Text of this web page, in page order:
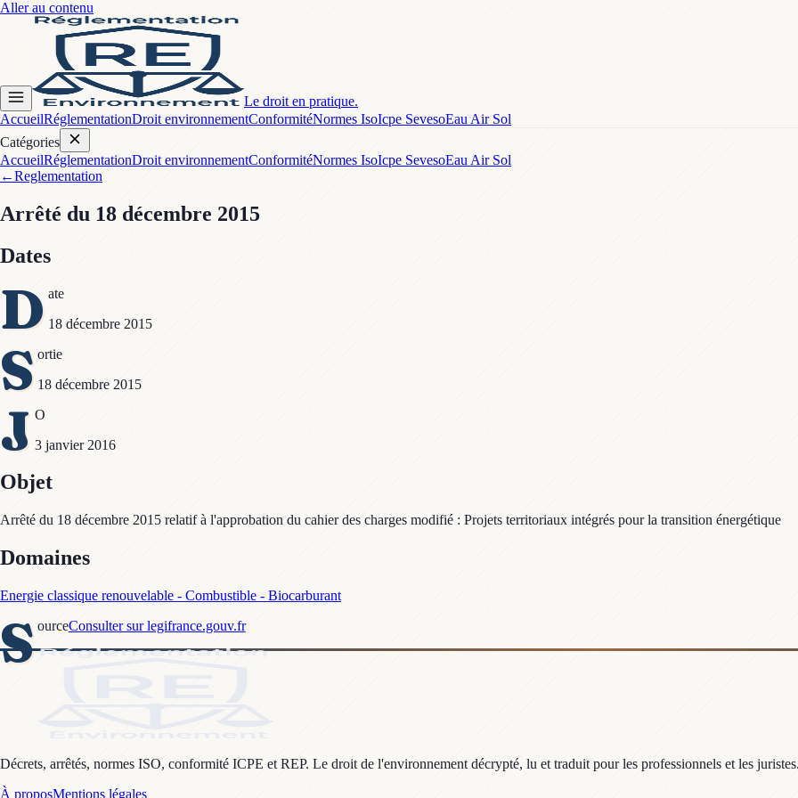
Aller au contenu
Le droit en pratique.
AccueilRéglementationDroit environnementConformitéNormes IsoIcpe SevesoEau Air Sol
Catégories
AccueilRéglementationDroit environnementConformitéNormes IsoIcpe SevesoEau Air Sol
←Reglementation
Arrêté du 18 décembre 2015
Dates
D ate
18 décembre 2015
S ortie
18 décembre 2015
J O
3 janvier 2016
Objet
Arrêté du 18 décembre 2015 relatif à l'approbation du cahier des charges modifié : Projets territoriaux intégrés pour la transition énergétique
Domaines
Energie classique renouvelable - Combustible - Biocarburant
S ourceConsulter sur legifrance.gouv.fr
Décrets, arrêtés, normes ISO, conformité ICPE et REP. Le droit de l'environnement décrypté, lu et traduit pour les professionnels et les
À proposMentions légales